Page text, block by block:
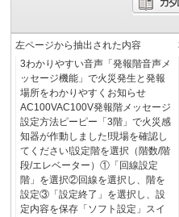
左ページから抽出された内容
3わかりやすい音声「発報階音声メ
ッセージ機能」で火災発生と発報
場所をわかりやすくお知らせ
AC100VAC100V発報階メッセージ
設定方法ピーピー「3階」で火災感
知器が作動しました!現場を確認し
てください!設定階を選択（階数/階
段/エレベーター）①「回線設定
階」を選択②回線を選択し、階を
設定③「設定終了」を選択し、設
定内容を保存「ソフト設定」スイ